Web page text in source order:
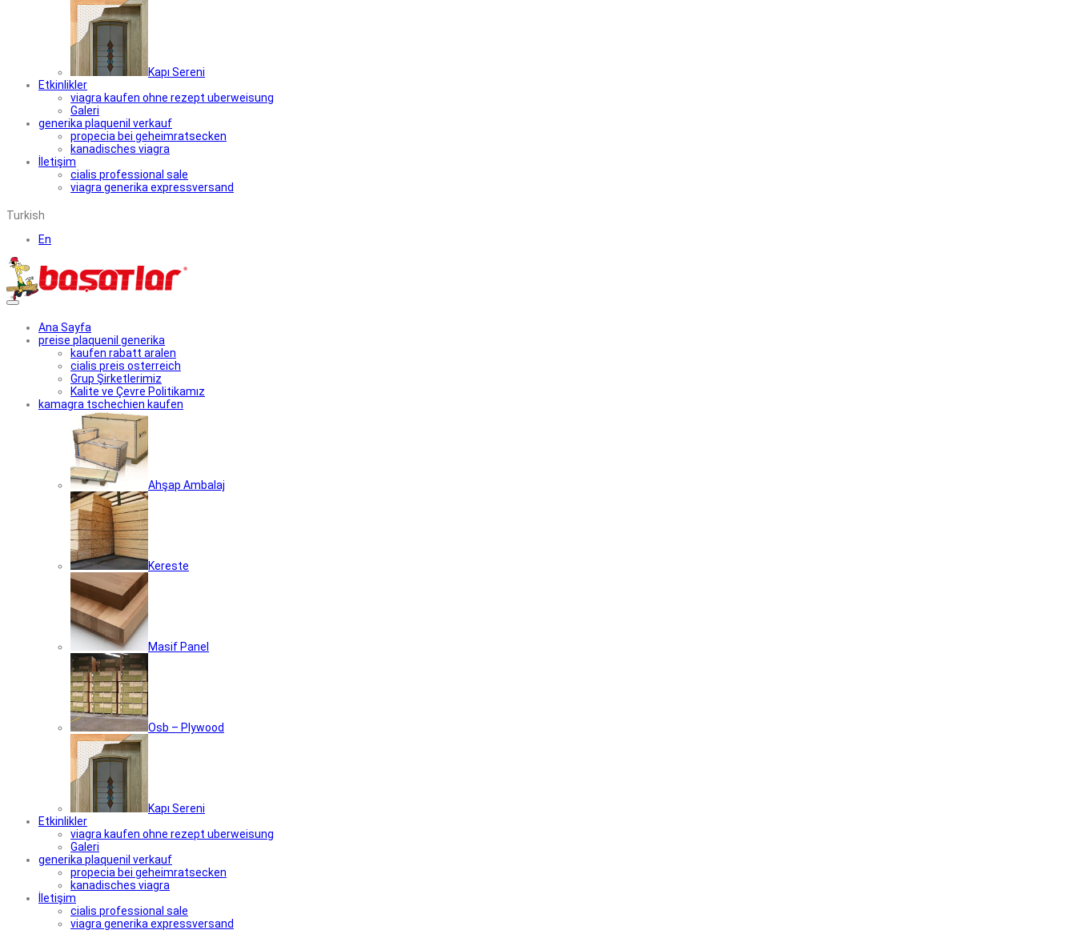
Kapı Sereni
Etkinlikler
viagra kaufen ohne rezept uberweisung
Galeri
generika plaquenil verkauf
propecia bei geheimratsecken
kanadisches viagra
İletişim
cialis professional sale
viagra generika expressversand
Turkish
En
Ana Sayfa
preise plaquenil generika
kaufen rabatt aralen
cialis preis osterreich
Grup Şirketlerimiz
Kalite ve Çevre Politikamız
kamagra tschechien kaufen
Ahşap Ambalaj
Kereste
Masif Panel
Osb – Plywood
Kapı Sereni
Etkinlikler
viagra kaufen ohne rezept uberweisung
Galeri
generika plaquenil verkauf
propecia bei geheimratsecken
kanadisches viagra
İletişim
cialis professional sale
viagra generika expressversand